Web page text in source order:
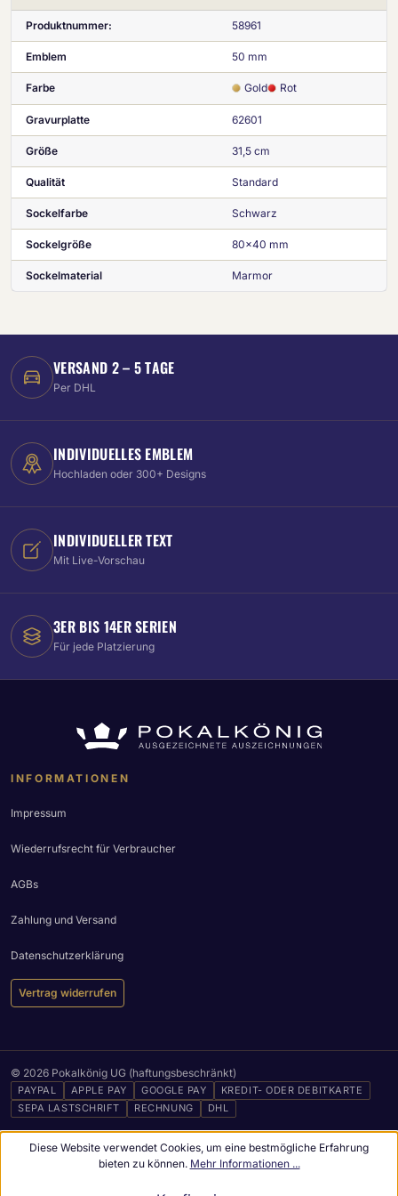
Produktnummer: 58961
Emblem 50 mm
Farbe Gold Rot
Gravurplatte 62601
Größe 31,5 cm
Qualität Standard
Sockelfarbe Schwarz
Sockelgröße 80x40 mm
Sockelmaterial Marmor
VERSAND 2 – 5 TAGE
Per DHL
INDIVIDUELLES EMBLEM
Hochladen oder 300+ Designs
INDIVIDUELLER TEXT
Mit Live-Vorschau
3ER BIS 14ER SERIEN
Für jede Platzierung
INFORMATIONEN
Impressum
Wiederrufsrecht für Verbraucher
AGBs
Zahlung und Versand
Datenschutzerklärung
Vertrag widerrufen
© 2026 Pokalkönig UG (haftungsbeschränkt)
PAYPAL APPLE PAY GOOGLE PAY
KREDIT- ODER DEBITKARTE
SEPA LASTSCHRIFT
RECHNUNG DHL
Diese Website verwendet Cookies, um eine bestmögliche Erfahrung
bieten zu können. Mehr Informationen ...